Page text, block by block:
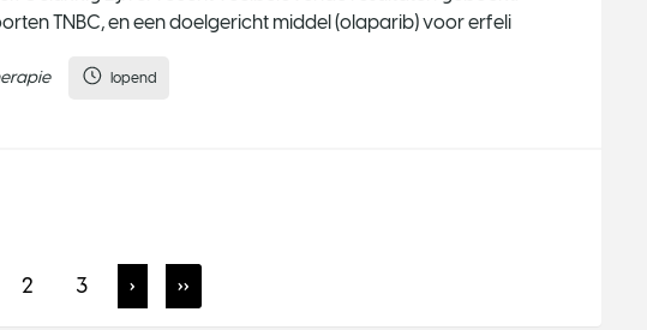
TNBC, en een doelgericht middel (olaparib) voor erfeli
lopend
2 3 › ››